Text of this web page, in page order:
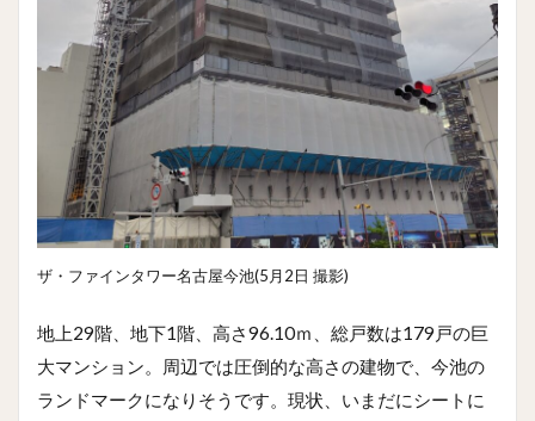
ザ・ファインタワー名古屋今池(5月2日 撮影)
地上29階、地下1階、高さ96.10ｍ、総戸数は179戸の巨
大マンション。周辺では圧倒的な高さの建物で、今池の
ランドマークになりそうです。現状、いまだにシートに